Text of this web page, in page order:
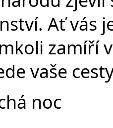
Ať vás
zamíří
vaše
noc